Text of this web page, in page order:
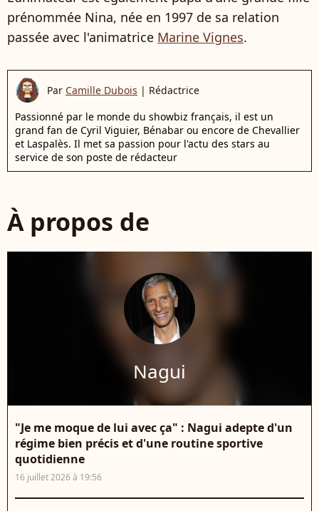
prénommée Nina, née en 1997 de sa relation
passée avec l'animatrice Marine Vignes.
Par Camille Dubois | Rédactrice
Passionné par le monde du showbiz français, il est un
grand fan de Cyril Viguier, Bénabar ou encore de Chevallier
et Laspalès. Il met sa passion pour l'actu des stars au
service de son poste de rédacteur
À propos de
Nagui
"Je me moque de lui avec ça" : Nagui adepte d'un
régime bien précis et d'une routine sportive
quotidienne
16 juillet 2026 à 19:56